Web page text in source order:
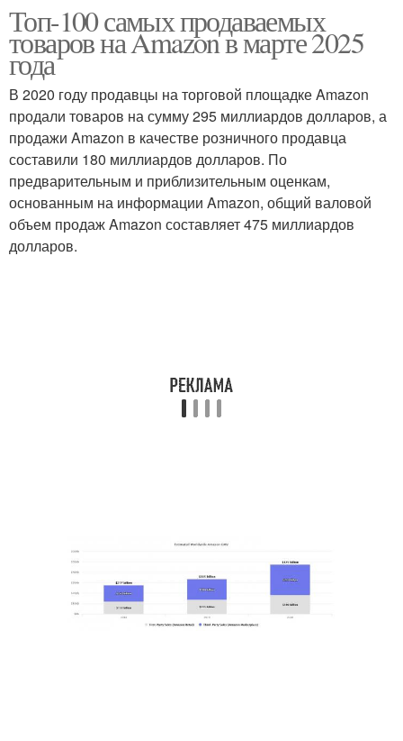
Топ-100 самых продаваемых
товаров на Amazon в марте 2025
года
В 2020 году продавцы на торговой площадке Amazon
продали товаров на сумму 295 миллиардов долларов, а
продажи Amazon в качестве розничного продавца
составили 180 миллиардов долларов. По
предварительным и приблизительным оценкам,
основанным на информации Amazon, общий валовой
объем продаж Amazon составляет 475 миллиардов
долларов.